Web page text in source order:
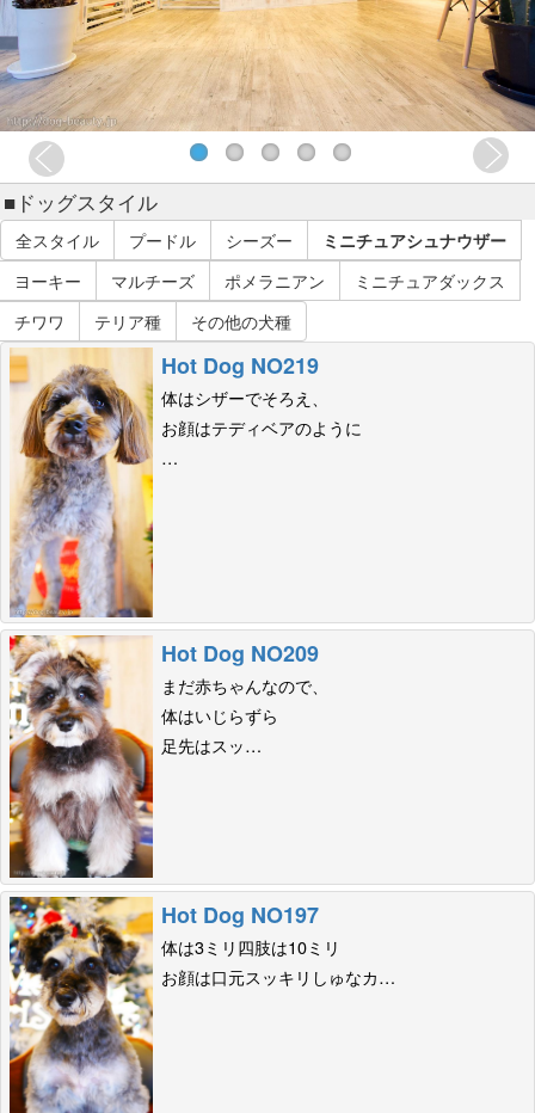
■ドッグスタイル
全スタイル プードル シーズー
ミニチュアシュナウザー
ヨーキー
マルチーズ ポメラニアン
ミニチュアダックス
チワワ
テリア種 その他の犬種
Hot Dog NO219
体はシザーでそろえ、
お顔はテディベアのように
…
Hot Dog NO209
まだ赤ちゃんなので、
体はいじらずら
足先はスッ…
Hot Dog NO197
体は3ミリ四肢は10ミリ
お顔は口元スッキリしゅなカ…